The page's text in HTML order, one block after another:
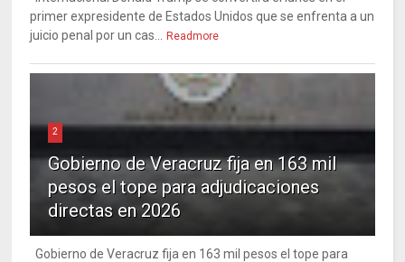
primer expresidente de Estados Unidos que se enfrenta a un
juicio penal por un cas...
Readmore
2
Gobierno de Veracruz fija en 163 mil
pesos el tope para adjudicaciones
directas en 2026
Gobierno de Veracruz fija en 163 mil pesos el tope para